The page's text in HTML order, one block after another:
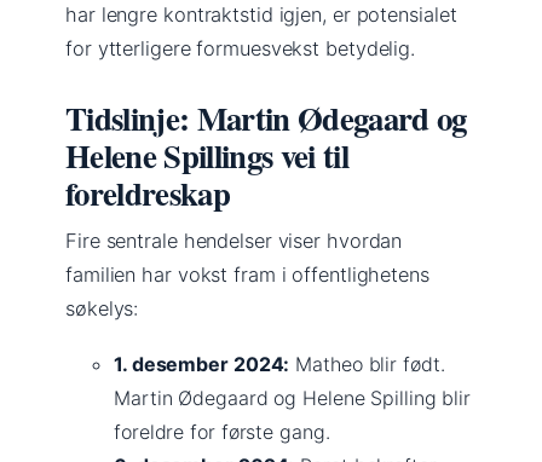
har lengre kontraktstid igjen, er potensialet
for ytterligere formuesvekst betydelig.
Tidslinje: Martin Ødegaard og
Helene Spillings vei til
foreldreskap
Fire sentrale hendelser viser hvordan
familien har vokst fram i offentlighetens
søkelys:
1. desember 2024: Matheo blir født.
Martin Ødegaard og Helene Spilling blir
foreldre for første gang.